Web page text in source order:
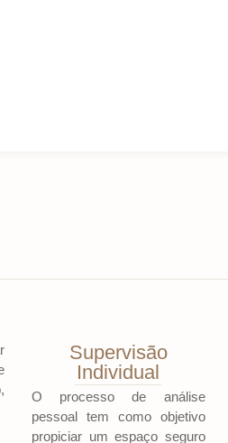
Supervisão
Individual
O processo de análise
pessoal tem como objetivo
propiciar um espaço seguro